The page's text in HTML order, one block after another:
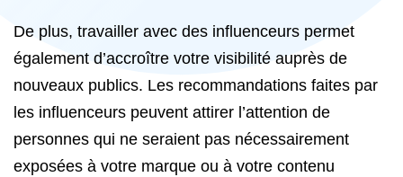
De plus, travailler avec des influenceurs permet
également d’accroître votre visibilité auprès de
nouveaux publics. Les recommandations faites par
les influenceurs peuvent attirer l’attention de
personnes qui ne seraient pas nécessairement
exposées à votre marque ou à votre contenu